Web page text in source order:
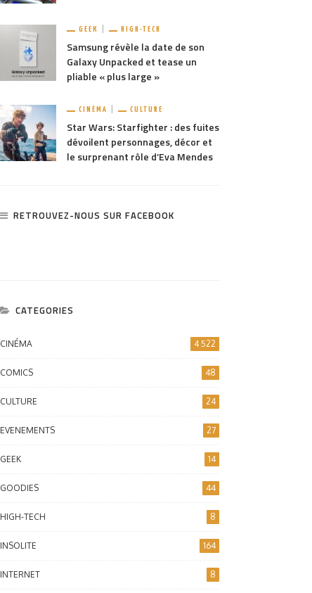
GEEK HIGH-TECH
Samsung révèle la date de son
Galaxy Unpacked et tease un
pliable « plus large »
CINÉMA CULTURE
Star Wars: Starfighter : des fuites
dévoilent personnages, décor et
le surprenant rôle d’Eva Mendes
RETROUVEZ-NOUS SUR FACEBOOK
CATEGORIES
CINÉMA 4 522
COMICS 48
CULTURE 24
EVENEMENTS 27
GEEK 14
GOODIES 44
HIGH-TECH 8
INSOLITE 164
INTERNET 8